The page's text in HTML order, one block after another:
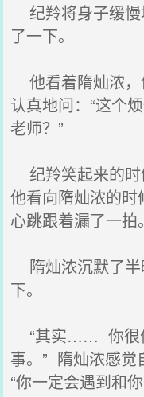
纪羚将身子缓慢
了一下。
他看着隋灿浓，
认真地问：“这个
老师？”
纪羚笑起来的时
他看向隋灿浓的
心跳跟着漏了一拍。
隋灿浓沉默了半
下。
“其实…… 你很
事。” 隋灿浓感觉
“你一定会遇到和